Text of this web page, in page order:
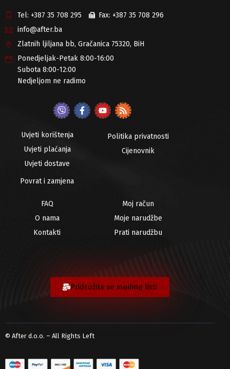
Tel: +387 35 708 295 Fax: +387 35 708 296
info@after.ba
Zlatnih ljiljana bb, Gračanica 75320, BiH
Ponedjeljak-Petak 8:00-16:00
Subota 8:00-12:00
Nedjeljom ne radimo
Uvjeti korištenja
Uvjeti plaćanja
Uvjeti dostave
Povrat i zamjena
Politika privatnosti
Cijenovnik
FAQ
O nama
Kontakti
Moj račun
Moje narudžbe
Prati narudžbu
Pridružite se mailing listi
© After d.o.o. – All Rights Left